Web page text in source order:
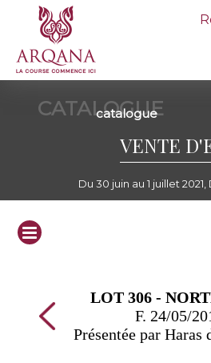
CATALOGUE
catalogue
VENTE
Du 30 juin au 1 juillet
LOT 306 -
F. 24/05/
Présentée par Haras